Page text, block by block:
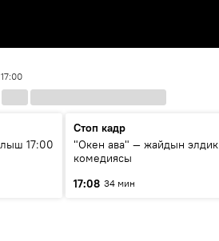
17:00
17:00
Стоп кадр
"Окен ава" — жайдын элдик
комедиясы
17:08 34 мин